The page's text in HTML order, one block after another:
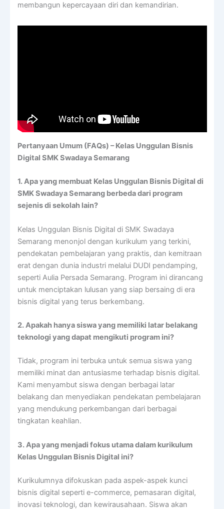
membangun kepercayaan diri dan kemandirian.
Pertanyaan Umum (FAQs) – Kelas Unggulan Bisnis
Digital SMK Swadaya Semarang
1. Apa yang membuat Kelas Unggulan Bisnis Digital di
SMK Swadaya Semarang berbeda dari program
sejenis di sekolah lain?
Kelas Unggulan Bisnis Digital di SMK Swadaya
Semarang menonjol dengan kurikulum yang terkini,
pendekatan pembelajaran yang praktis, dan kemitraan
erat dengan dunia industri melalui DUDI pendamping,
seperti Aulia Persada Semarang. Program ini dirancang
untuk menciptakan lulusan yang siap bersaing di era
bisnis digital yang terus berkembang.
2. Apakah hanya siswa yang memiliki latar belakang
teknologi yang dapat mengikuti program ini?
Tidak, program ini terbuka untuk semua siswa yang
memiliki minat dan antusiasme terhadap bisnis digital.
Kami menyambut siswa dengan berbagai latar
belakang dan menyediakan pendekatan pembelajaran
yang mendukung perkembangan dari berbagai
tingkatan keahlian.
3. Apa yang menjadi fokus utama dalam kurikulum
Kelas Unggulan Bisnis Digital ini?
Kurikulumnya difokuskan pada aspek-aspek kunci
bisnis digital seperti e-commerce, pemasaran digital,
inovasi teknologi, dan kewirausahaan. Siswa akan